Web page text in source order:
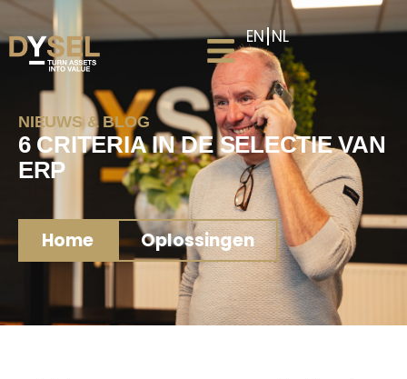
EN NL
NIEUWS & BLOG
6 CRITERIA IN DE SELECTIE VAN
ERP
Home Oplossingen